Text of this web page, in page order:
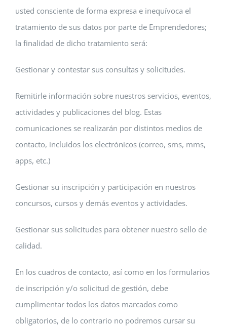
usted consciente de forma expresa e inequívoca el
tratamiento de sus datos por parte de Emprendedores;
la finalidad de dicho tratamiento será:
Gestionar y contestar sus consultas y solicitudes.
Remitirle información sobre nuestros servicios, eventos,
actividades y publicaciones del blog. Estas
comunicaciones se realizarán por distintos medios de
contacto, incluidos los electrónicos (correo, sms, mms,
apps, etc.)
Gestionar su inscripción y participación en nuestros
concursos, cursos y demás eventos y actividades.
Gestionar sus solicitudes para obtener nuestro sello de
calidad.
En los cuadros de contacto, así como en los formularios
de inscripción y/o solicitud de gestión, debe
cumplimentar todos los datos marcados como
obligatorios, de lo contrario no podremos cursar su